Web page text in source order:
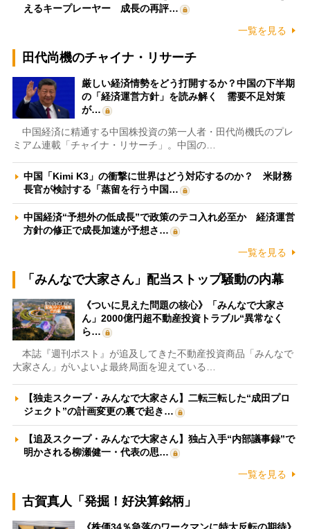
えるキープレーヤー 成長の再評…
一覧を見る
田代尚機のチャイナ・リサーチ
厳しい経済情勢をどう打開するか？中国の下半期
の「経済運営方針」を読み解く 需要不足対策
が…
中国経済に精通する中国株投資の第一人者・田代尚機氏のプレ
ミアム連載「チャイナ・リサーチ」。中国の…
中国「Kimi K3」の衝撃に世界はどう対応するのか？ 米財務
長官が検討する「蒸留を行う中国…
中国経済“予想外の低成長”で政策のテコ入れ必至か 経済運営
方針の修正で成長加速が予想さ…
一覧を見る
「みんなで大家さん」配当ストップ騒動の内幕
《ついに見えた問題の核心》「みんなで大家さ
ん」2000億円超不動産投資トラブル“異常なく
ら…
本誌『週刊ポスト』が追及してきた不動産投資商品「みんなで
大家さん」がいよいよ最終局面を迎えている…
【独走スクープ・みんなで大家さん】二転三転した“成田プロ
ジェクト”の計画変更の裏で起き…
【追及スクープ・みんなで大家さん】独占入手“内部議事録”で
明かされる柳瀬健一・代表の思…
一覧を見る
古賀真人「発掘！好決算銘柄」
《株価34％急落のワークマンに特大反転の期待》